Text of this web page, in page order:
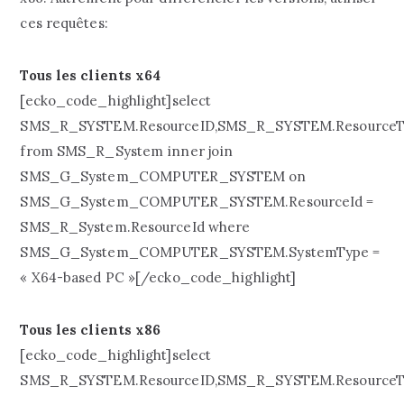
ces requêtes:
Tous les clients x64
[ecko_code_highlight]select
from SMS_R_System inner join
SMS_G_System_COMPUTER_SYSTEM on
SMS_G_System_COMPUTER_SYSTEM.ResourceId =
SMS_R_System.ResourceId where
SMS_G_System_COMPUTER_SYSTEM.SystemType =
« X64-based PC »[/ecko_code_highlight]
Tous les clients x86
[ecko_code_highlight]select